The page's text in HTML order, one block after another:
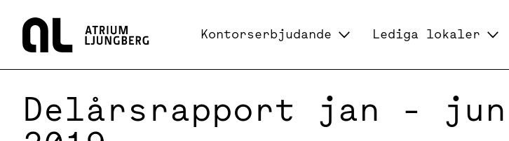
Hem
Kontorserbjudande Lediga lokaler
Delårsrapport jan - jun